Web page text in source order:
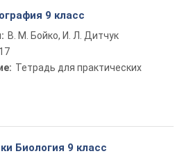
9 класс
В. М. Бойко, И. Л. Дитчук
Тетрадь для практических
Биология 9 класс